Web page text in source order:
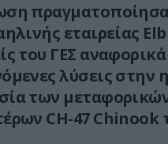
εταιρείας
του ΓΕΣ
λύσεις στην
των
CH-47Chinook